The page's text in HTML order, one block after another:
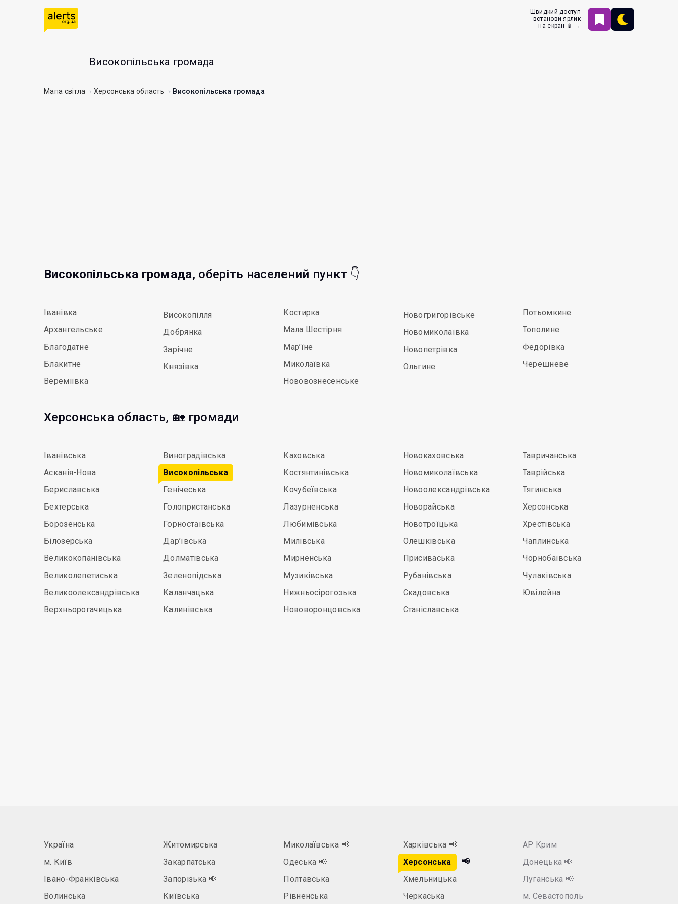
Швидкий доступ
встанови ярлик
на екран 📱 →
Високопільська громада
Мапа світла Херсонська область Високопільська громада
Високопільська громада, оберіть населений пункт 👇
Іванівка
Архангельське
Благодатне
Блакитне
Вереміївка
Високопілля
Добрянка
Зарічне
Князівка
Костирка
Мала Шестірня
Мар’їне
Миколаївка
Нововознесенське
Новогригорівське
Новомиколаївка
Новопетрівка
Ольгине
Потьомкине
Тополине
Федорівка
Черешневе
Херсонська область, 🏡 громади
Іванівська
Асканія-Нова
Бериславська
Бехтерська
Борозенська
Білозерська
Великокопанівська
Великолепетиська
Великоолександрівська
Верхньорогачицька
Виноградівська
Високопільська
Генічеська
Голопристанська
Горностаївська
Дар’ївська
Долматівська
Зеленопідська
Каланчацька
Калинівська
Каховська
Костянтинівська
Кочубеївська
Лазурненська
Любимівська
Милівська
Мирненська
Музиківська
Нижньосірогозька
Нововоронцовська
Новокаховська
Новомиколаївська
Новоолександрівська
Новорайська
Новотроїцька
Олешківська
Присиваська
Рубанівська
Скадовська
Станіславська
Тавричанська
Таврійська
Тягинська
Херсонська
Хрестівська
Чаплинська
Чорнобаївська
Чулаківська
Ювілейна
Україна
м. Київ
Івано-Франківська
Волинська
Житомирська
Закарпатська
Запорізька 📢
Київська
Миколаївська 📢
Одеська 📢
Полтавська
Рівненська
Харківська 📢
Херсонська
📢
Хмельницька
Черкаська
АР Крим
Донецька 📢
Луганська 📢
м. Севастополь